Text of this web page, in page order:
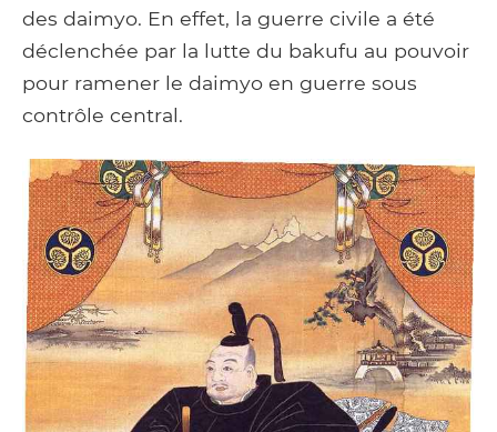
des daimyo. En effet, la guerre civile a été
déclenchée par la lutte du bakufu au pouvoir
pour ramener le daimyo en guerre sous
contrôle central.